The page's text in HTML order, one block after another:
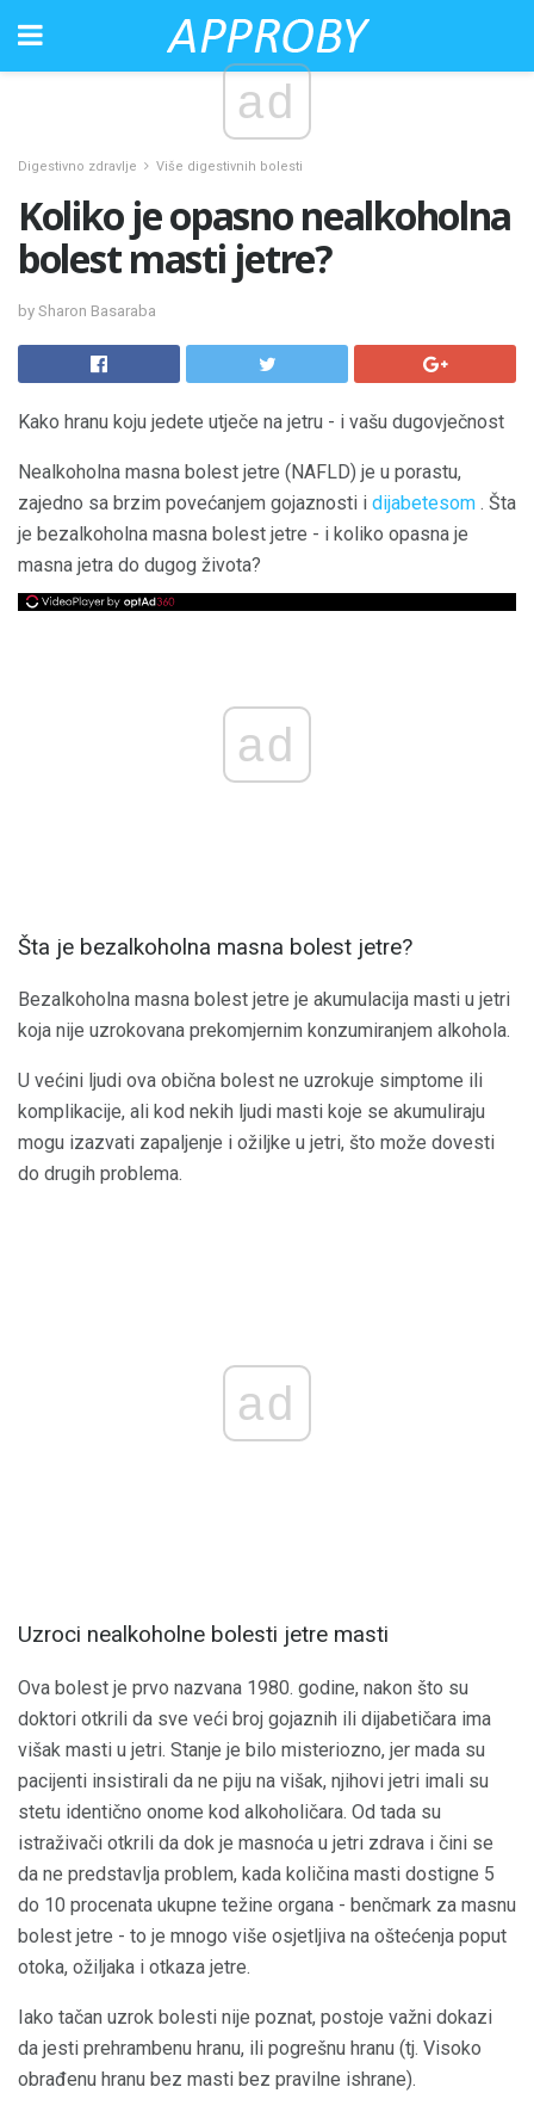
ad
Digestivno zdravlje Više digestivnih bolesti
Koliko je opasno nealkoholna
bolest masti jetre?
by Sharon Basaraba
Kako hranu koju jedete utječe na jetru - i vašu dugovječnost
Nealkoholna masna bolest jetre (NAFLD) je u porastu,
zajedno sa brzim povećanjem gojaznosti i dijabetesom . Šta
je bezalkoholna masna bolest jetre - i koliko opasna je
masna jetra do dugog života?
ad
Šta je bezalkoholna masna bolest jetre?
Bezalkoholna masna bolest jetre je akumulacija masti u jetri
koja nije uzrokovana prekomjernim konzumiranjem alkohola.
U većini ljudi ova obična bolest ne uzrokuje simptome ili
komplikacije, ali kod nekih ljudi masti koje se akumuliraju
mogu izazvati zapaljenje i ožiljke u jetri, što može dovesti
do drugih problema.
ad
Uzroci nealkoholne bolesti jetre masti
Ova bolest je prvo nazvana 1980. godine, nakon što su
doktori otkrili da sve veći broj gojaznih ili dijabetičara ima
višak masti u jetri. Stanje je bilo misteriozno, jer mada su
pacijenti insistirali da ne piju na višak, njihovi jetri imali su
stetu identično onome kod alkoholičara. Od tada su
istraživači otkrili da dok je masnoća u jetri zdrava i čini se
da ne predstavlja problem, kada količina masti dostigne 5
do 10 procenata ukupne težine organa - benčmark za masnu
bolest jetre - to je mnogo više osjetljiva na oštećenja poput
otoka, ožiljaka i otkaza jetre.
Iako tačan uzrok bolesti nije poznat, postoje važni dokazi
da jesti prehrambenu hranu, ili pogrešnu hranu (tj. Visoko
obrađenu hranu bez masti bez pravilne ishrane).